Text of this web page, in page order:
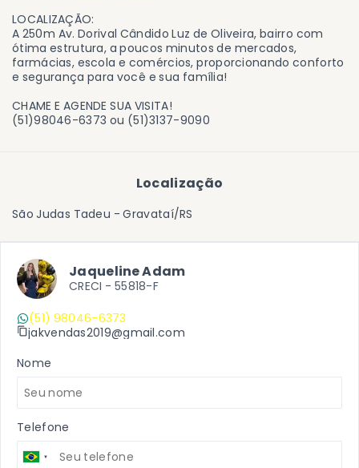
LOCALIZAÇÃO:
A 250m Av. Dorival Cândido Luz de Oliveira, bairro com
ótima estrutura, a poucos minutos de mercados,
farmácias, escola e comércios, proporcionando conforto
e segurança para você e sua família!
CHAME E AGENDE SUA VISITA!
(51)98046-6373 ou (51)3137-9090
Localização
São Judas Tadeu - Gravataí/RS
Jaqueline Adam
CRECI - 55818-F
(51) 98046-6373
jakvendas2019@gmail.com
Nome
Telefone